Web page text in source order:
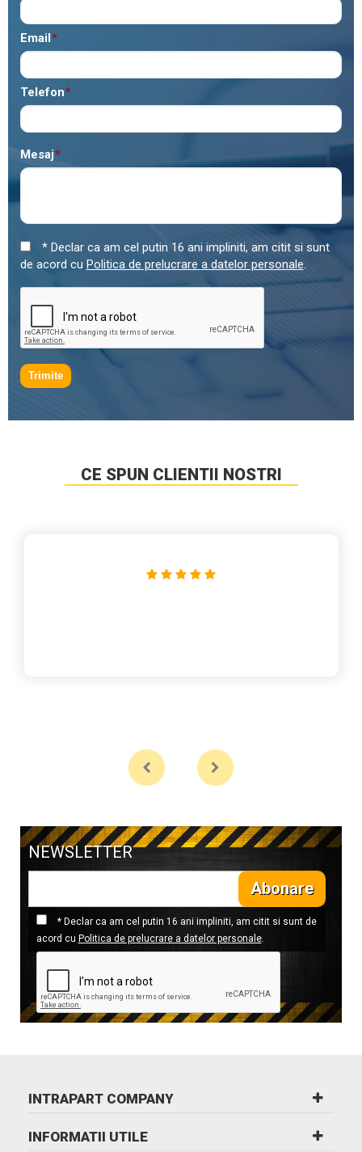
*
Email
*
Telefon
*
Mesaj
* Declar ca am cel putin 16 ani impliniti, am citit si sunt
de acord cu Politica de prelucrare a datelor personale.
Trimite
CE SPUN CLIENTII NOSTRI
NEWSLETTER
Abonare
* Declar ca am cel putin 16 ani impliniti, am citit si sunt de
acord cu Politica de prelucrare a datelor personale.
INTRAPART COMPANY
INFORMATII UTILE